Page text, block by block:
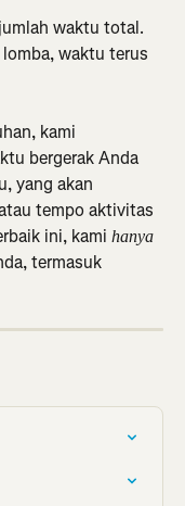
waktu total.
waktu terus
kami
bergerak Anda
yang akan
tempo aktivitas
ini, kami hanya
termasuk